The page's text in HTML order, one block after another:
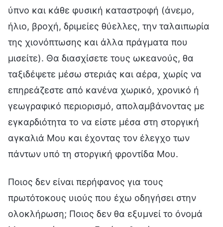
ύπνο και κάθε φυσική καταστροφή (άνεμο,
ήλιο, βροχή, δριμείες θύελλες, την ταλαιπωρία
της χιονόπτωσης και άλλα πράγματα που
μισείτε). Θα διασχίσετε τους ωκεανούς, θα
ταξιδέψετε μέσω στεριάς και αέρα, χωρίς να
επηρεάζεστε από κανένα χωρικό, χρονικό ή
γεωγραφικό περιορισμό, απολαμβάνοντας με
εγκαρδιότητα το να είστε μέσα στη στοργική
αγκαλιά Μου και έχοντας τον έλεγχο των
πάντων υπό τη στοργική φροντίδα Μου.
Ποιος δεν είναι περήφανος για τους
πρωτότοκους υιούς που έχω οδηγήσει στην
ολοκλήρωση; Ποιος δεν θα εξυμνεί το όνομά